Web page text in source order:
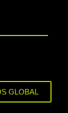
GLOBAL